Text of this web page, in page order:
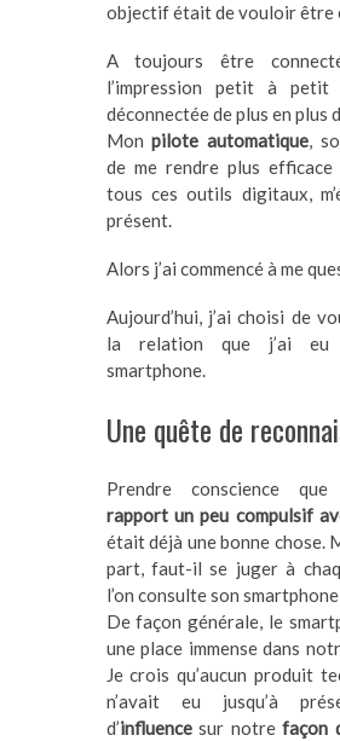
objectif était de vouloir être
A toujours être
l’impression petit à
déconnectée de plus en plus
Monpilote automatique,
de me rendre plus
tous ces outils digitaux,
présent.
Alors j’ai commencé à me
Aujourd’hui, j’ai choisi de
la relation que j’ai eu
smartphone.
Une quête de
Prendre conscience
rapport un peu compulsif
était déjà une bonne chose.
part, faut-il se juger à
l’on consulte son smartphone
De façon générale, le
une place immense dans
Je crois qu’aucun produit
n’avait eu jusqu’à
d’influencesur notrefaçon